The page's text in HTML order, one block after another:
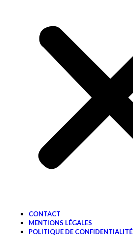
CONTACT
MENTIONS LÉGALES
POLITIQUE DE CONFIDENTIALITÉ